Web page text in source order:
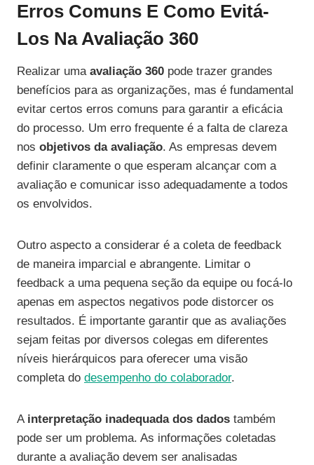
Erros Comuns E Como Evitá-
Los Na Avaliação 360
Realizar uma avaliação 360 pode trazer grandes
benefícios para as organizações, mas é fundamental
evitar certos erros comuns para garantir a eficácia
do processo. Um erro frequente é a falta de clareza
nos objetivos da avaliação. As empresas devem
definir claramente o que esperam alcançar com a
avaliação e comunicar isso adequadamente a todos
os envolvidos.
Outro aspecto a considerar é a coleta de feedback
de maneira imparcial e abrangente. Limitar o
feedback a uma pequena seção da equipe ou focá-lo
apenas em aspectos negativos pode distorcer os
resultados. É importante garantir que as avaliações
sejam feitas por diversos colegas em diferentes
níveis hierárquicos para oferecer uma visão
completa do desempenho do colaborador.
A interpretação inadequada dos dados também
pode ser um problema. As informações coletadas
durante a avaliação devem ser analisadas